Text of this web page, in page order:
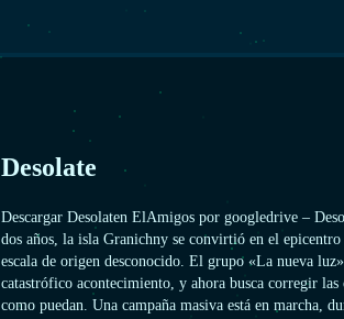
Desolate
Descargar Desolaten ElAmigos por googledrive –
dos años, la isla Granichny se convirtió en el epicentro
escala de origen desconocido. El grupo «La nueva
catastrófico acontecimiento, y ahora busca corregir las
como puedan. Una campaña masiva está en marcha,